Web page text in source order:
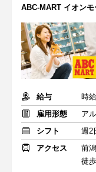
ABC-MART イオン
給与
時
雇用形態
ア
シフト
週2
アクセス
前
徒